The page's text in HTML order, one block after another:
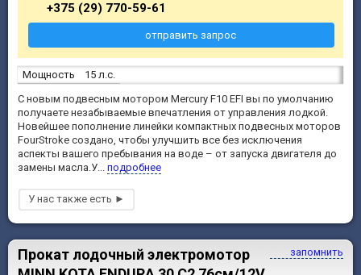
Мощность
15 л.с.
С новым подвесным мотором Mercury F10 EFI вы по умолчанию
получаете незабываемые впечатления от управления лодкой.
Новейшее пополнение линейки компактных подвесных моторов
FourStroke создано, чтобы улучшить все без исключения
аспекты вашего пребывания на воде – от запуска двигателя до
замены масла.У... подробнее
+375 (29) 770-59-61
отправить запрос
запомнить
Прокат лодочный электромотор